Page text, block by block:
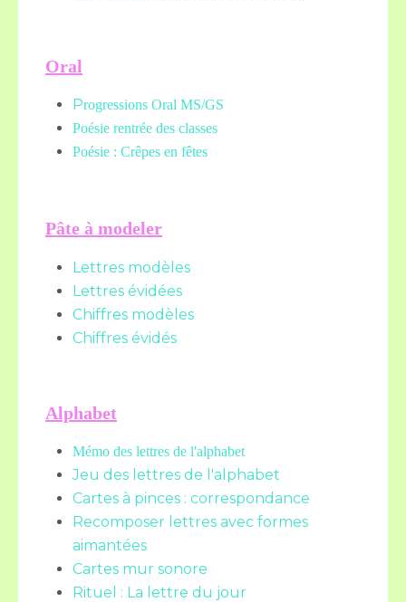
Oral
Progressions Oral MS/GS
Poésie rentrée des classes
Poésie : Crêpes en fêtes
Pâte à modeler
Lettres modèles
Lettres évidées
Chiffres modèles
Chiffres évidés
Alphabet
Mémo des lettres de l'alphabet
Jeu des lettres de l'alphabet
Cartes à pinces : correspondance
Recomposer lettres avec formes
aimantées
Cartes mur sonore
Rituel : La lettre du jour